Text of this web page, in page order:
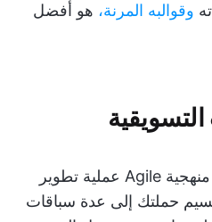
وقوالبه المرنة، هو أفضل
في فريق التسويق، تسهل منهجية Agile عملية تطوير
حملتك إلى عدة سباقات